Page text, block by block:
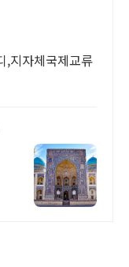
,지자체국제교류